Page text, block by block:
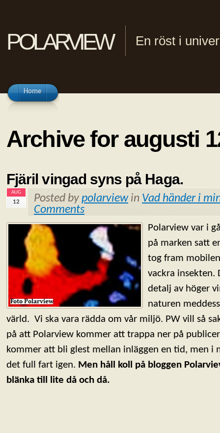
polarview En röst i
Home
Archive for augusti
Fjäril vingad syns på Haga.
AUG
12 Posted by polarviewin Vad händer i
Comments
Polarview var i
på marken satt
tog fram
vackra insekten.
detalj av höger
naturen
värld. Vi ska vara rädda om vår miljö. PW vill så
på att Polarview kommer att trappa ner på
kommer att bli glest mellan inläggen en tid, men i
det full fart igen. Men håll koll på bloggen
blänka till lite då och då.